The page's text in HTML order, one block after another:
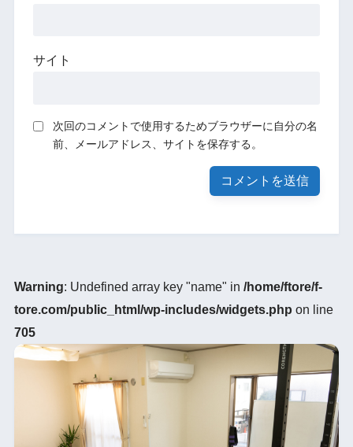
サイト
次回のコメントで使用するためブラウザーに自分の名
前、メールアドレス、サイトを保存する。
Warning: Undefined array key "name" in /home/ftore/f-
tore.com/public_html/wp-includes/widgets.php on line
705